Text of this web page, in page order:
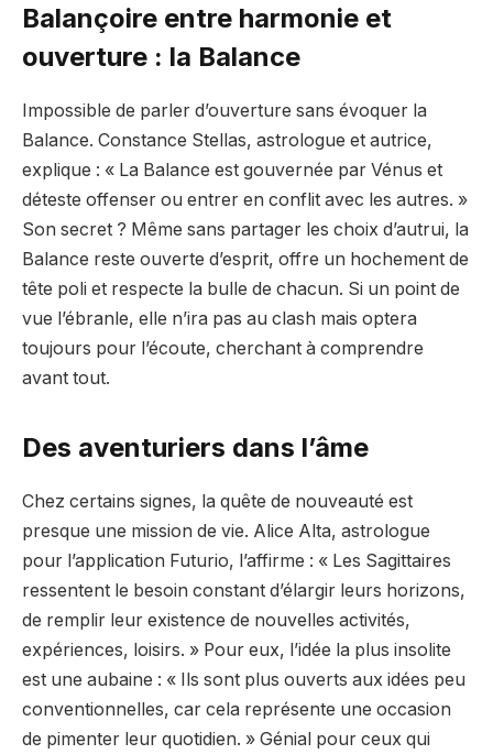
Balançoire entre harmonie et
ouverture : la Balance
Impossible de parler d’ouverture sans évoquer la
Balance. Constance Stellas, astrologue et autrice,
explique : « La Balance est gouvernée par Vénus et
déteste offenser ou entrer en conflit avec les autres. »
Son secret ? Même sans partager les choix d’autrui, la
Balance reste ouverte d’esprit, offre un hochement de
tête poli et respecte la bulle de chacun. Si un point de
vue l’ébranle, elle n’ira pas au clash mais optera
toujours pour l’écoute, cherchant à comprendre
avant tout.
Des aventuriers dans l’âme
Chez certains signes, la quête de nouveauté est
presque une mission de vie. Alice Alta, astrologue
pour l’application Futurio, l’affirme : « Les Sagittaires
ressentent le besoin constant d’élargir leurs horizons,
de remplir leur existence de nouvelles activités,
expériences, loisirs. » Pour eux, l’idée la plus insolite
est une aubaine : « Ils sont plus ouverts aux idées peu
conventionnelles, car cela représente une occasion
de pimenter leur quotidien. » Génial pour ceux qui